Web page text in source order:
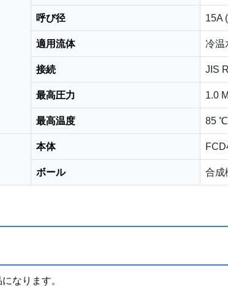
呼び径 15A
適用流体 冷温
接続 JIS
最高圧力 1.0
最高温度 85 ℃
本体
ボール 合成
なります。